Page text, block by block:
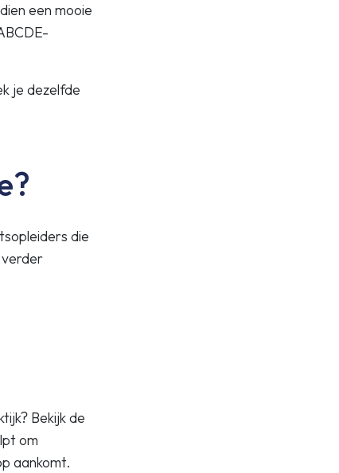
een mooie
je dezelfde
die
verder
Bekijk de
om
aankomt.